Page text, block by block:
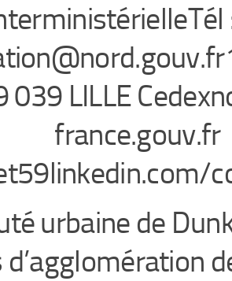
039 LILLE
france.gouv.fr
urbaine de